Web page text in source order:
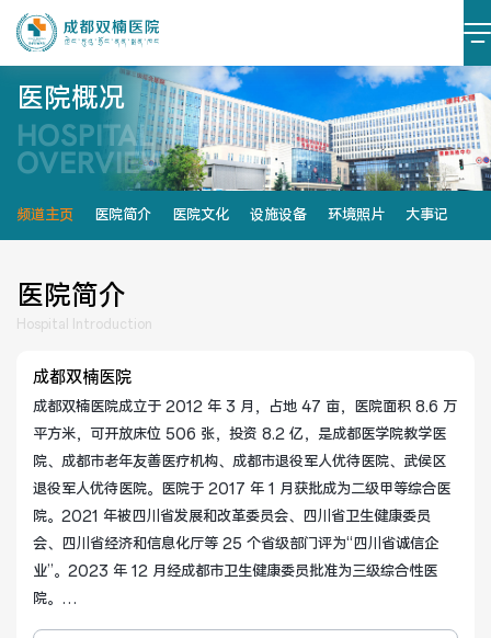
医院简介 医院文化
设施设备 环境照片
党建阵地
榜样力量 学习资料
健康管理体检 手术科室
医院概况
HOSPITAL
OVERVIEW
频道主页 医院简介 医院文化 设施设备 环境照片 大事记
医院简介
Hospital Introduction
成都双楠医院
成都双楠医院成立于 2012 年 3 月，占地 47 亩，医院面积 8.6 万
平方米，可开放床位 506 张，投资 8.2 亿，是成都医学院教学医
院、成都市老年友善医疗机构、成都市退役军人优待医院、武侯区
退役军人优待医院。医院于 2017 年 1 月获批成为二级甲等综合医
院。2021 年被四川省发展和改革委员会、四川省卫生健康委员
会、四川省经济和信息化厅等 25 个省级部门评为“四川省诚信企
业”。2023 年 12 月经成都市卫生健康委员批准为三级综合性医
院。
医院设有 33 个临床医技科室和 20 个职能部门。现有员工 733